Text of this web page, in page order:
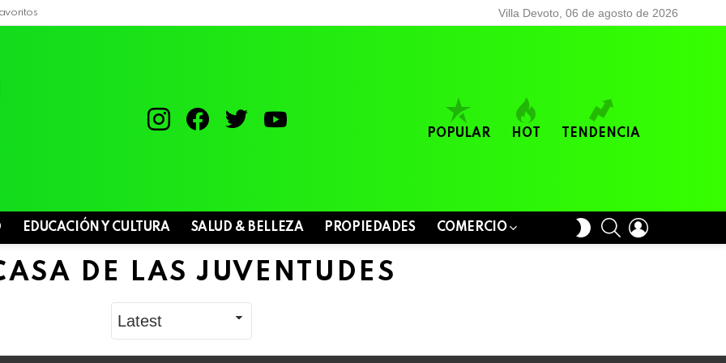
Villa Devoto, 06 de agosto de 2026
POPULAR HOT TENDENCIA
EDUCACIÓN Y CULTURA SALUD & BELLEZA PROPIEDADES COMERCIO
SWITCH
SKIN
BUSCAR
DE LAS JUVENTUDES